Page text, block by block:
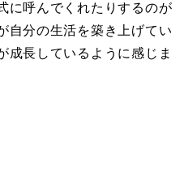
に呼んでくれたりするのが
自分の生活を築き上げてい
成長しているように感じま